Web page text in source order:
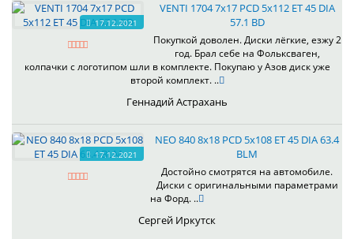
17.12.2021
VENTI 1704 7x17 PCD 5x112 ET 45 DIA
57.1 BD
Покупкой доволен. Диски лёгкие, езжу 2
год. Брал себе на Фольксваген,
колпачки с логотипом шли в комплекте. Покупаю у Азов диск уже
второй комплект. ..
Геннадий Астрахань
17.12.2021
NEO 840 8x18 PCD 5x108 ET 45 DIA 63.4
BLM
Достойно смотрятся на автомобиле.
Диски с оригинальными параметрами
на Форд. ..
Сергей Иркутск